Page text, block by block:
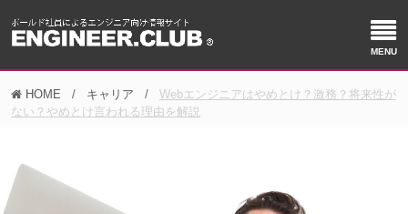
HOME キャリア
Webエンジニアはやめとけ？激務？将来性が
ない？やめとけ言われる理由を解説